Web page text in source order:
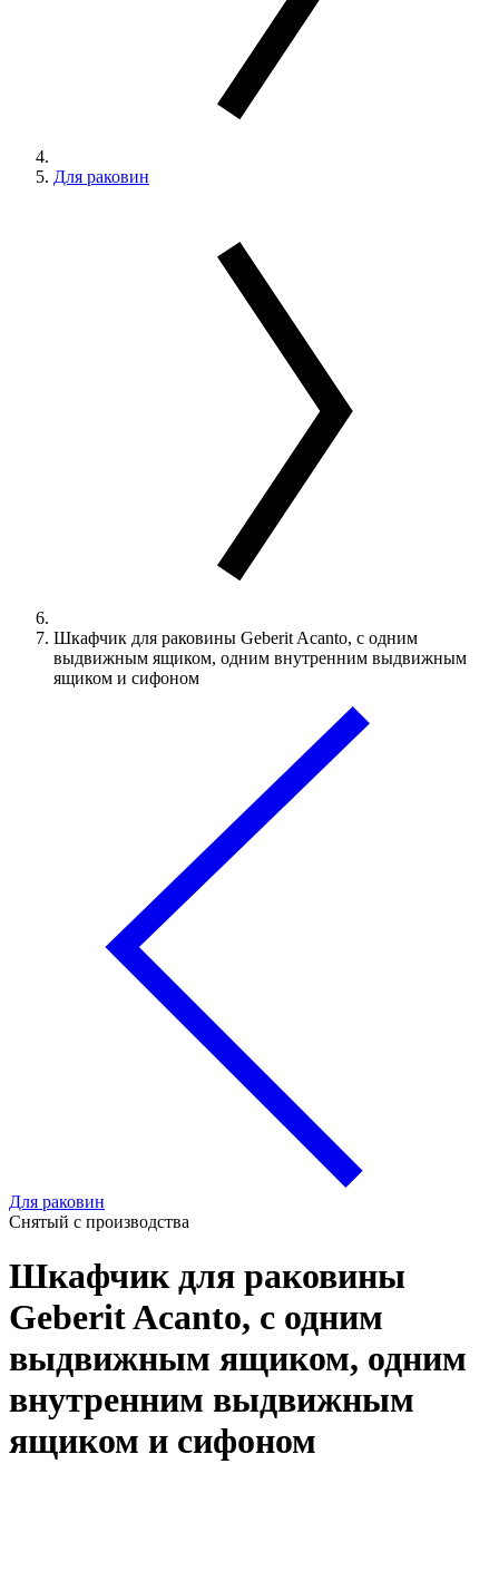
Для раковин
Шкафчик для раковины Geberit Acanto, с одним
выдвижным ящиком, одним внутренним выдвижным
ящиком и сифоном
Для раковин
Снятый с производства
Шкафчик для раковины
Geberit Acanto, с одним
выдвижным ящиком, одним
внутренним выдвижным
ящиком и сифоном